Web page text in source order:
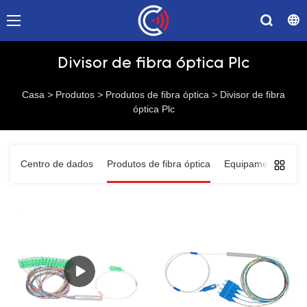
Divisor de fibra óptica Plc
Casa > Produtos > Produtos de fibra óptica > Divisor de fibra
óptica Plc
Centro de dados Produtos de fibra óptica Equipamentos de